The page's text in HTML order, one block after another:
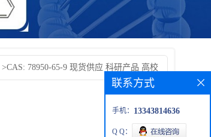
>CAS: 78950-65-9 现货供应 科研产品 高校
联系方式
手机： 13343814636
Q Q：